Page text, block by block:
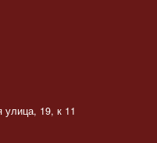
улица, 19, к 11